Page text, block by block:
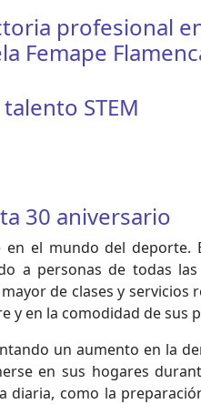
profesional
Femape
STEM
30 aniversario
el mundo del deporte.
a personas de todas
de clases y servicios
y en la comodidad de sus
un aumento en la
en sus hogares
como la